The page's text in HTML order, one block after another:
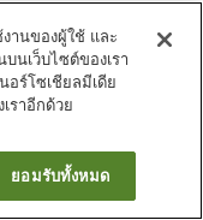
Hotel She, Osaka
านของผู้ใช้ และ
นเว็บไซต์ของเรา
อร์โซเชียลมีเดีย
ราอีกด้วย
ยอมรับทั้งหมด